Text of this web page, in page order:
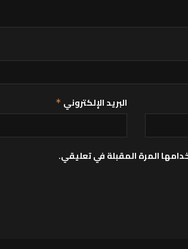
البريد الإلكتروني *
المرة المقبلة في تعليقي.